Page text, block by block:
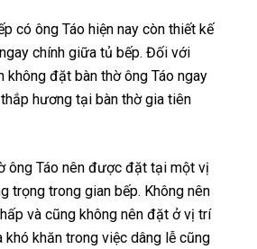
có ông Táo hiện nay còn thiết kế
chính giữa tủ bếp. Đối với
không đặt bàn thờ ông Táo ngay
hương tại bàn thờ gia tiên
ông Táo nên được đặt tại một vị
trọng trong gian bếp. Không nên
và cũng không nên đặt ở vị trí
khó khăn trong việc dâng lễ cũng